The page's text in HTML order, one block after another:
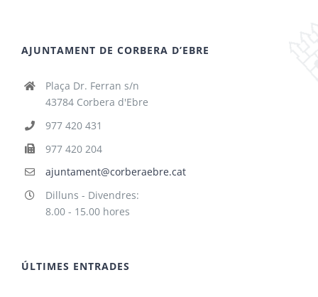
AJUNTAMENT DE CORBERA D’EBRE
Plaça Dr. Ferran s/n
43784 Corbera d'Ebre
977 420 431
977 420 204
ajuntament@corberaebre.cat
Dilluns - Divendres:
8.00 - 15.00 hores
ÚLTIMES ENTRADES